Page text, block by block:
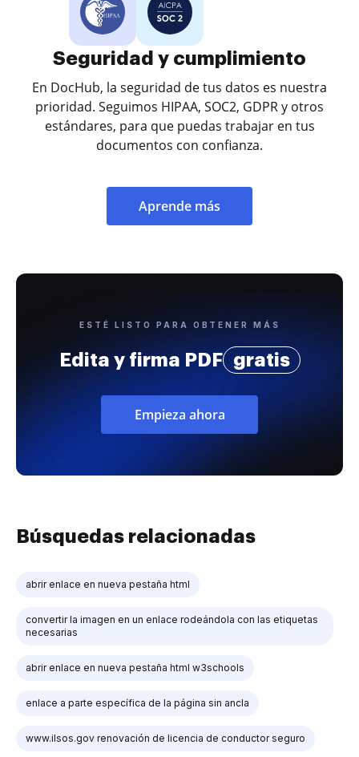
Seguridad y cumplimiento
En DocHub, la seguridad de tus datos es nuestra
prioridad. Seguimos HIPAA, SOC2, GDPR y otros
estándares, para que puedas trabajar en tus
documentos con confianza.
Aprende más
ESTÉ LISTO PARA OBTENER MÁS
Edita y firma PDF gratis
Empieza ahora
Búsquedas relacionadas
abrir enlace en nueva pestaña html
convertir la imagen en un enlace rodeándola con las etiquetas
necesarias
abrir enlace en nueva pestaña html w3schools
enlace a parte específica de la página sin ancla
www.ilsos.gov renovación de licencia de conductor seguro